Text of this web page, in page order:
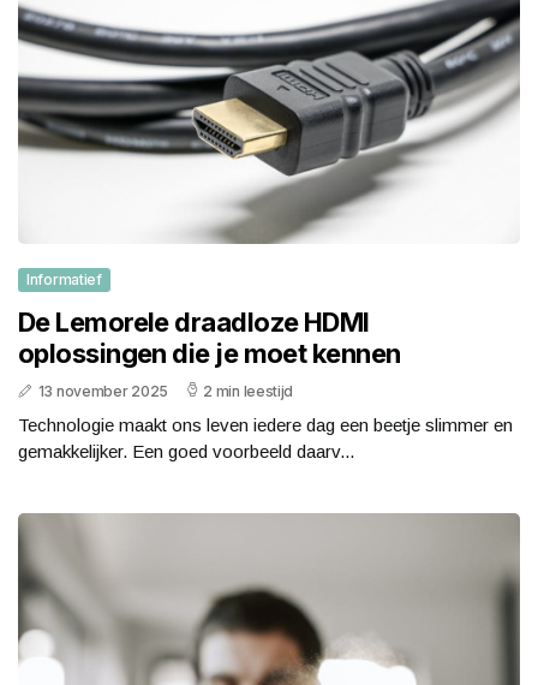
Informatief
De Lemorele draadloze HDMI
oplossingen die je moet kennen
13 november 2025 2 min leestijd
Technologie maakt ons leven iedere dag een beetje slimmer en
gemakkelijker. Een goed voorbeeld daarv...